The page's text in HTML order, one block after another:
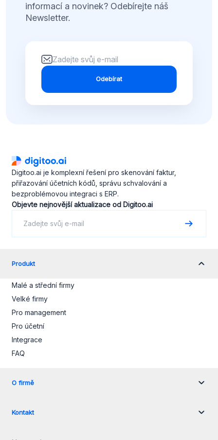
informací a novinek? Odebírejte náš
Newsletter.
Odebírat
Digitoo.ai je komplexní řešení pro skenování faktur,
přiřazování účetních kódů, správu schvalování a
bezproblémovou integraci s ERP.
Objevte nejnovější aktualizace od Digitoo.ai
Produkt
Malé a střední firmy
Velké firmy
Pro management
Pro účetní
Integrace
FAQ
O firmě
Kontakt